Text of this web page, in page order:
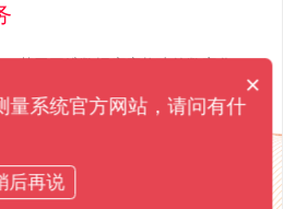
基于三维数据底座构建的数字化
无人巡检机器人的互联互通，实现
/自动巡检、AI识别辅助等智慧巡
打造数智决策新引擎。
×
量系统官方网站，请问有什
后再说